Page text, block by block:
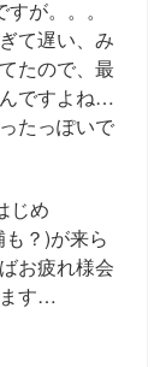
が。。。
て遅い、み
たので、最
ですよね…
たっぽいで
じめ
？)が来ら
お疲れ様会
す…